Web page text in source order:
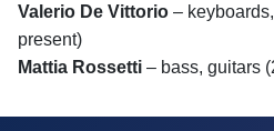
Valerio De Vittorio –
present)
Mattia Rossetti – bass, guitars